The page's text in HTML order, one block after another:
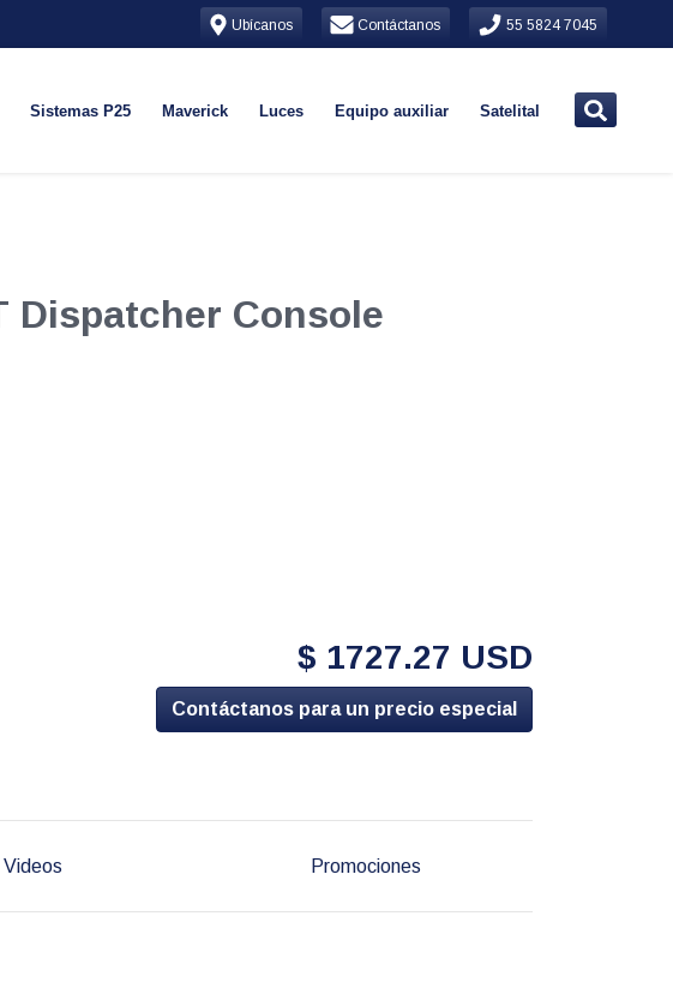
Ubícanos Contáctanos 55 5824 7045
Sistemas P25 Maverick Luces Equipo auxiliar Satelital
Dispatcher Console
$ 1727.27 USD
Contáctanos para un precio especial
Videos Promociones